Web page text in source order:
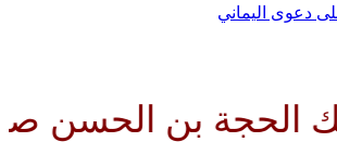
دعوى اليماني
الحسن صلواتك